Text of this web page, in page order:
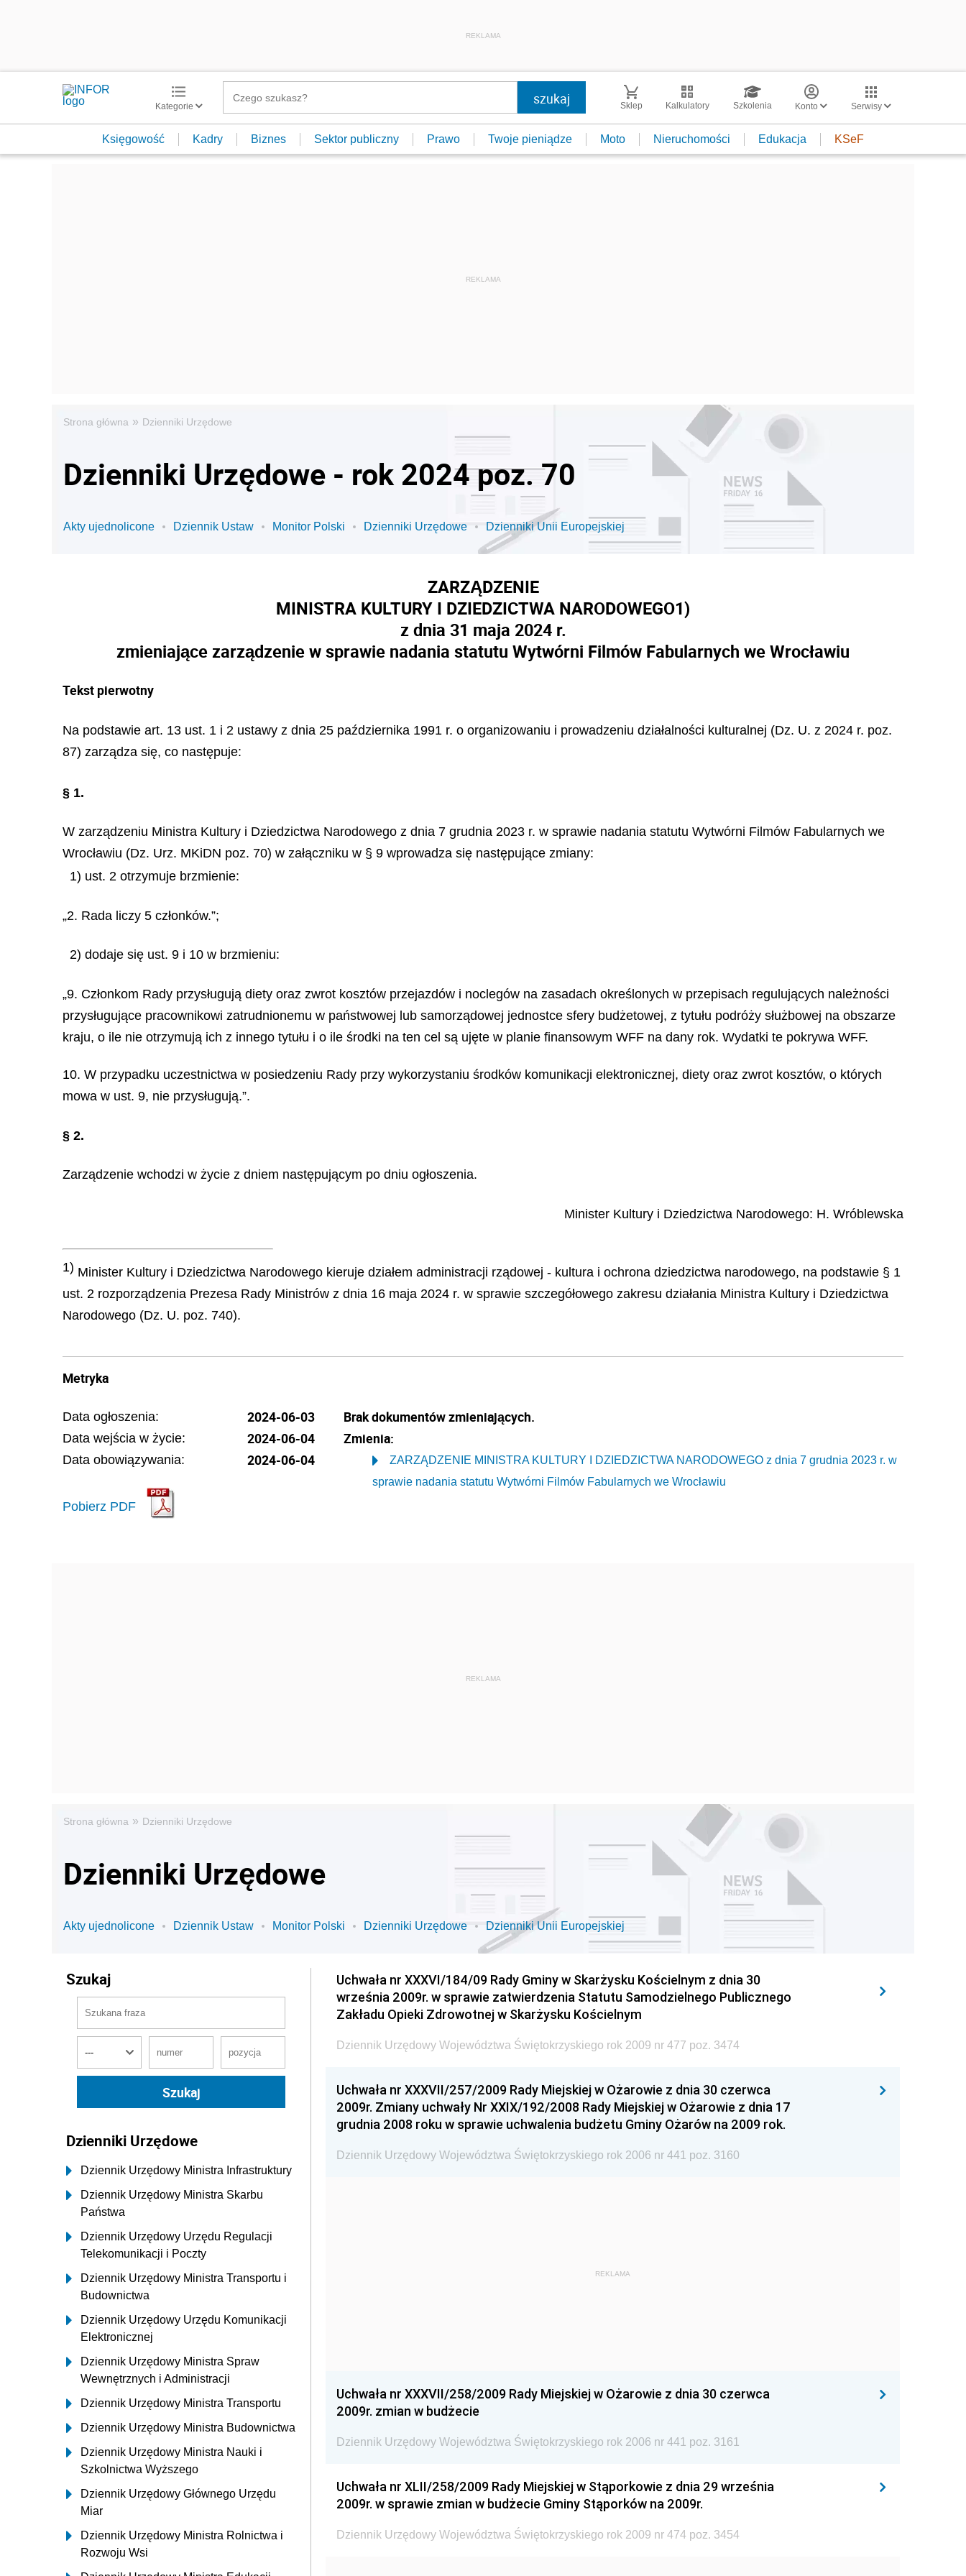
REKLAMA
Kategorie Sklep Kalkulatory Szkolenia Konto Serwisy
Księgowość Kadry Biznes Sektor publiczny Prawo Twoje pieniądze Moto Nieruchomości Edukacja KSeF
Strona główna » Dzienniki Urzędowe
Dzienniki Urzędowe - rok 2024 poz. 70
Akty ujednolicone Dziennik Ustaw Monitor Polski Dzienniki Urzędowe Dzienniki Unii Europejskiej
ZARZĄDZENIE
MINISTRA KULTURY I DZIEDZICTWA NARODOWEGO1)
z dnia 31 maja 2024 r.
zmieniające zarządzenie w sprawie nadania statutu Wytwórni Filmów Fabularnych we Wrocławiu
Tekst pierwotny
Na podstawie art. 13 ust. 1 i 2 ustawy z dnia 25 października 1991 r. o organizowaniu i prowadzeniu działalności kulturalnej (Dz. U. z 2024 r. poz.
87) zarządza się, co następuje:
§ 1.
W zarządzeniu Ministra Kultury i Dziedzictwa Narodowego z dnia 7 grudnia 2023 r. w sprawie nadania statutu Wytwórni Filmów Fabularnych we
Wrocławiu (Dz. Urz. MKiDN poz. 70) w załączniku w § 9 wprowadza się następujące zmiany:
1) ust. 2 otrzymuje brzmienie:
„2. Rada liczy 5 członków.”;
2) dodaje się ust. 9 i 10 w brzmieniu:
„9. Członkom Rady przysługują diety oraz zwrot kosztów przejazdów i noclegów na zasadach określonych w przepisach regulujących należności
przysługujące pracownikowi zatrudnionemu w państwowej lub samorządowej jednostce sfery budżetowej, z tytułu podróży służbowej na obszarze
kraju, o ile nie otrzymują ich z innego tytułu i o ile środki na ten cel są ujęte w planie finansowym WFF na dany rok. Wydatki te pokrywa WFF.
10. W przypadku uczestnictwa w posiedzeniu Rady przy wykorzystaniu środków komunikacji elektronicznej, diety oraz zwrot kosztów, o których
mowa w ust. 9, nie przysługują.”.
§ 2.
Zarządzenie wchodzi w życie z dniem następującym po dniu ogłoszenia.
Minister Kultury i Dziedzictwa Narodowego: H. Wróblewska
1) Minister Kultury i Dziedzictwa Narodowego kieruje działem administracji rządowej - kultura i ochrona dziedzictwa narodowego, na podstawie § 1
ust. 2 rozporządzenia Prezesa Rady Ministrów z dnia 16 maja 2024 r. w sprawie szczegółowego zakresu działania Ministra Kultury i Dziedzictwa
Narodowego (Dz. U. poz. 740).
Metryka
Data ogłoszenia: 2024-06-03
Data wejścia w życie: 2024-06-04
Data obowiązywania: 2024-06-04
Pobierz PDF
Brak dokumentów zmieniających.
Zmienia:
ZARZĄDZENIE MINISTRA KULTURY I DZIEDZICTWA NARODOWEGO z dnia 7 grudnia 2023 r. w
sprawie nadania statutu Wytwórni Filmów Fabularnych we Wrocławiu
Strona główna » Dzienniki Urzędowe
Dzienniki Urzędowe
Akty ujednolicone Dziennik Ustaw Monitor Polski Dzienniki Urzędowe Dzienniki Unii Europejskiej
Szukaj
Dzienniki Urzędowe
Dziennik Urzędowy Ministra Infrastruktury
Dziennik Urzędowy Ministra Skarbu
Państwa
Dziennik Urzędowy Urzędu Regulacji
Telekomunikacji i Poczty
Dziennik Urzędowy Ministra Transportu i
Budownictwa
Dziennik Urzędowy Urzędu Komunikacji
Elektronicznej
Dziennik Urzędowy Ministra Spraw
Wewnętrznych i Administracji
Dziennik Urzędowy Ministra Transportu
Dziennik Urzędowy Ministra Budownictwa
Dziennik Urzędowy Ministra Nauki i
Szkolnictwa Wyższego
Dziennik Urzędowy Głównego Urzędu
Miar
Dziennik Urzędowy Ministra Rolnictwa i
Rozwoju Wsi
Uchwała nr XXXVI/184/09 Rady Gminy w Skarżysku Kościelnym z dnia 30
września 2009r. w sprawie zatwierdzenia Statutu Samodzielnego Publicznego
Zakładu Opieki Zdrowotnej w Skarżysku Kościelnym
Dziennik Urzędowy Województwa Świętokrzyskiego rok 2009 nr 477 poz. 3474
Uchwała nr XXXVII/257/2009 Rady Miejskiej w Ożarowie z dnia 30 czerwca
2009r. Zmiany uchwały Nr XXIX/192/2008 Rady Miejskiej w Ożarowie z dnia 17
grudnia 2008 roku w sprawie uchwalenia budżetu Gminy Ożarów na 2009 rok.
Dziennik Urzędowy Województwa Świętokrzyskiego rok 2006 nr 441 poz. 3160
REKLAMA
Uchwała nr XXXVII/258/2009 Rady Miejskiej w Ożarowie z dnia 30 czerwca
2009r. zmian w budżecie
Dziennik Urzędowy Województwa Świętokrzyskiego rok 2006 nr 441 poz. 3161
Uchwała nr XLII/258/2009 Rady Miejskiej w Stąporkowie z dnia 29 września
2009r. w sprawie zmian w budżecie Gminy Stąporków na 2009r.
Dziennik Urzędowy Województwa Świętokrzyskiego rok 2009 nr 474 poz. 3454